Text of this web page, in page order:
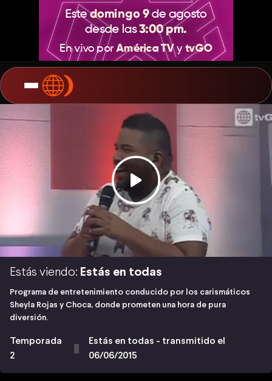
Estás viendo: Estás en todas
Programa de entretenimiento conducido por los carismáticos
Sheyla Rojas y Choca, donde prometen una hora de pura
diversión.
Temporada
2
Estás en todas - transmitido el
06/06/2015